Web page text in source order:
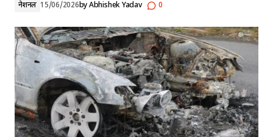
नेशनल 15/06/2026byAbhishek Yadav 0